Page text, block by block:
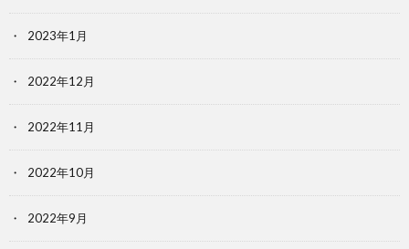
2023年1月
2022年12月
2022年11月
2022年10月
2022年9月